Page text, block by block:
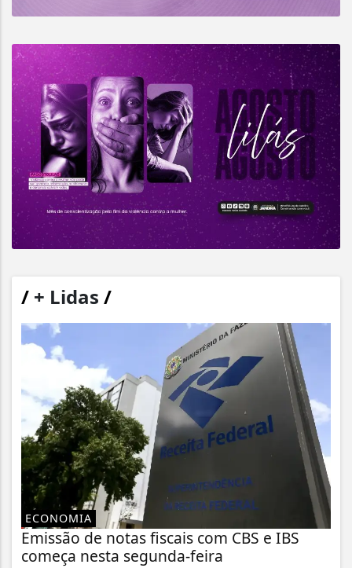
/ + Lidas /
ECONOMIA
Emissão de notas fiscais com CBS e IBS
começa nesta segunda-feira